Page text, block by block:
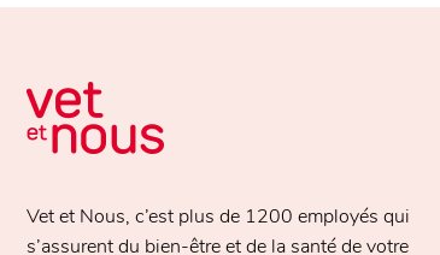
Vet et Nous, c’est plus de 1200 employés qui
s’assurent du bien-être et de la santé de votre